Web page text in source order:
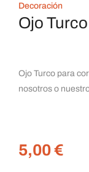
Decoración
Ojo
Ojo Turco para
nosotros o
5,00€